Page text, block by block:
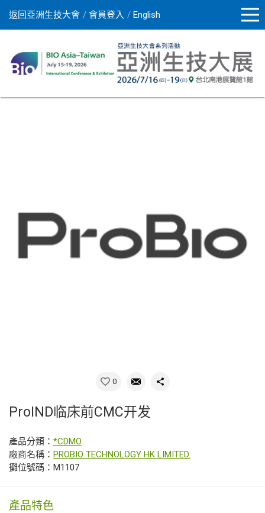
返回亞洲生技大會 會員登入 English
0
ProIND临床前CMC开发
產品分類： *CDMO
廠商名稱： PROBIO TECHNOLOGY HK LIMITED.
攤位號碼：M1107
產品特色